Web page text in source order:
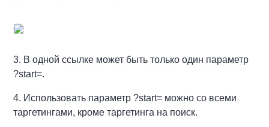
3. В одной ссылке может быть только один параметр
?start=.
4. Использовать параметр ?start= можно со всеми
таргетингами, кроме таргетинга на поиск.